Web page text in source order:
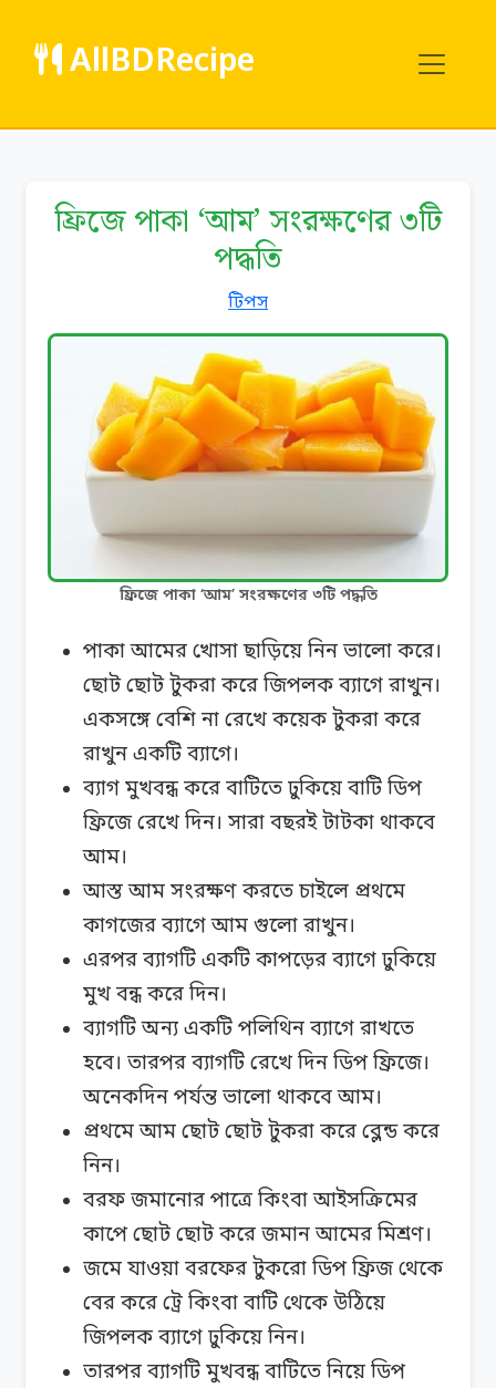
AllBDRecipe
ফ্রিজে পাকা ‘আম’ সংরক্ষণের ৩টি
পদ্ধতি
টিপস
ফ্রিজে পাকা ‘আম’ সংরক্ষণের ৩টি পদ্ধতি
পাকা আমের খোসা ছাড়িয়ে নিন ভালো করে।
ছোট ছোট টুকরা করে জিপলক ব্যাগে রাখুন।
একসঙ্গে বেশি না রেখে কয়েক টুকরা করে
রাখুন একটি ব্যাগে।
ব্যাগ মুখবন্ধ করে বাটিতে ঢুকিয়ে বাটি ডিপ
ফ্রিজে রেখে দিন। সারা বছরই টাটকা থাকবে
আম।
আস্ত আম সংরক্ষণ করতে চাইলে প্রথমে
কাগজের ব্যাগে আম গুলো রাখুন।
এরপর ব্যাগটি একটি কাপড়ের ব্যাগে ঢুকিয়ে
মুখ বন্ধ করে দিন।
ব্যাগটি অন্য একটি পলিথিন ব্যাগে রাখতে
হবে। তারপর ব্যাগটি রেখে দিন ডিপ ফ্রিজে।
অনেকদিন পর্যন্ত ভালো থাকবে আম।
প্রথমে আম ছোট ছোট টুকরা করে ব্লেন্ড করে
নিন।
বরফ জমানোর পাত্রে কিংবা আইসক্রিমের
কাপে ছোট ছোট করে জমান আমের মিশ্রণ।
জমে যাওয়া বরফের টুকরো ডিপ ফ্রিজ থেকে
বের করে ট্রে কিংবা বাটি থেকে উঠিয়ে
জিপলক ব্যাগে ঢুকিয়ে নিন।
তারপর ব্যাগটি মুখবন্ধ বাটিতে নিয়ে ডিপ